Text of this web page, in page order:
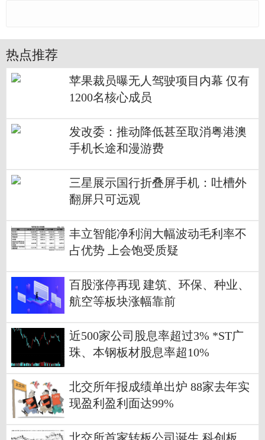
热点推荐
苹果裁员曝无人驾驶项目内幕 仅有
1200名核心成员
发改委：推动降低甚至取消粤港澳
手机长途和漫游费
三星展示国行折叠屏手机：吐槽外
翻屏只可远观
丰立智能净利润大幅波动毛利率不
占优势 上会饱受质疑
百股涨停再现 建筑、环保、种业、
航空等板块涨幅靠前
近500家公司股息率超过3% *ST广
珠、本钢板材股息率超10%
北交所年报成绩单出炉 88家去年实
现盈利盈利面达99%